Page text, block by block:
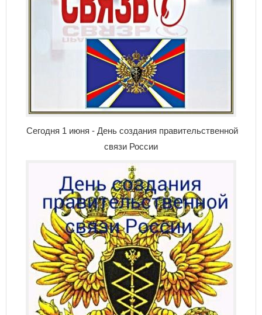
Сегодня 1 июня - День создания правительственной
связи России